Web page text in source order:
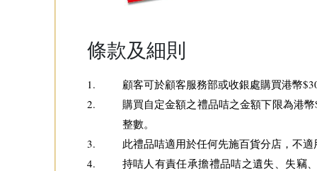
條款及細則
1.
顧客可於顧客服務部或收銀處購買港幣
2.
購買自定金額之禮品咭之金額下限為港
整數。
3.
此禮品咭適用於任何先施百貨分店，不
4.
持咭人有責任承擔禮品咭之遺失、失竊